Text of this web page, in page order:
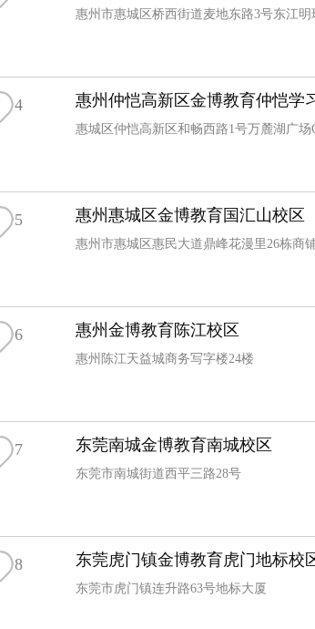
惠州市惠城区桥西街道麦地东路3号东江
4 惠州仲恺高新区金博教育仲恺学
惠城区仲恺高新区和畅西路1号万麓湖广场
5 惠州惠城区金博教育国汇山校区
惠州市惠城区惠民大道鼎峰花漫里26栋商
6 惠州金博教育陈江校区
惠州陈江天益城商务写字楼24楼
7 东莞南城金博教育南城校区
东莞市南城街道西平三路28号
8 东莞虎门镇金博教育虎门地标校
东莞市虎门镇连升路63号地标大厦